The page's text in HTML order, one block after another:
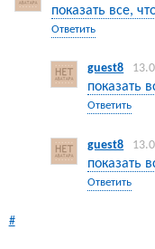
показать все,
Ответить
guest8
показать
Ответить
guest8
показать
Ответить
#